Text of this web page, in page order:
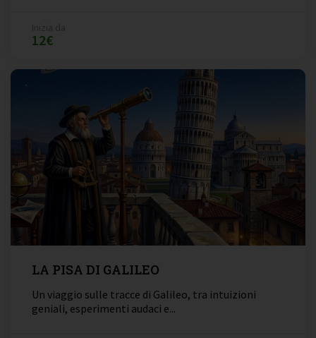
12€
LA PISA DI GALILEO
Un viaggio sulle tracce di Galileo, tra intuizioni
geniali, esperimenti audaci e...